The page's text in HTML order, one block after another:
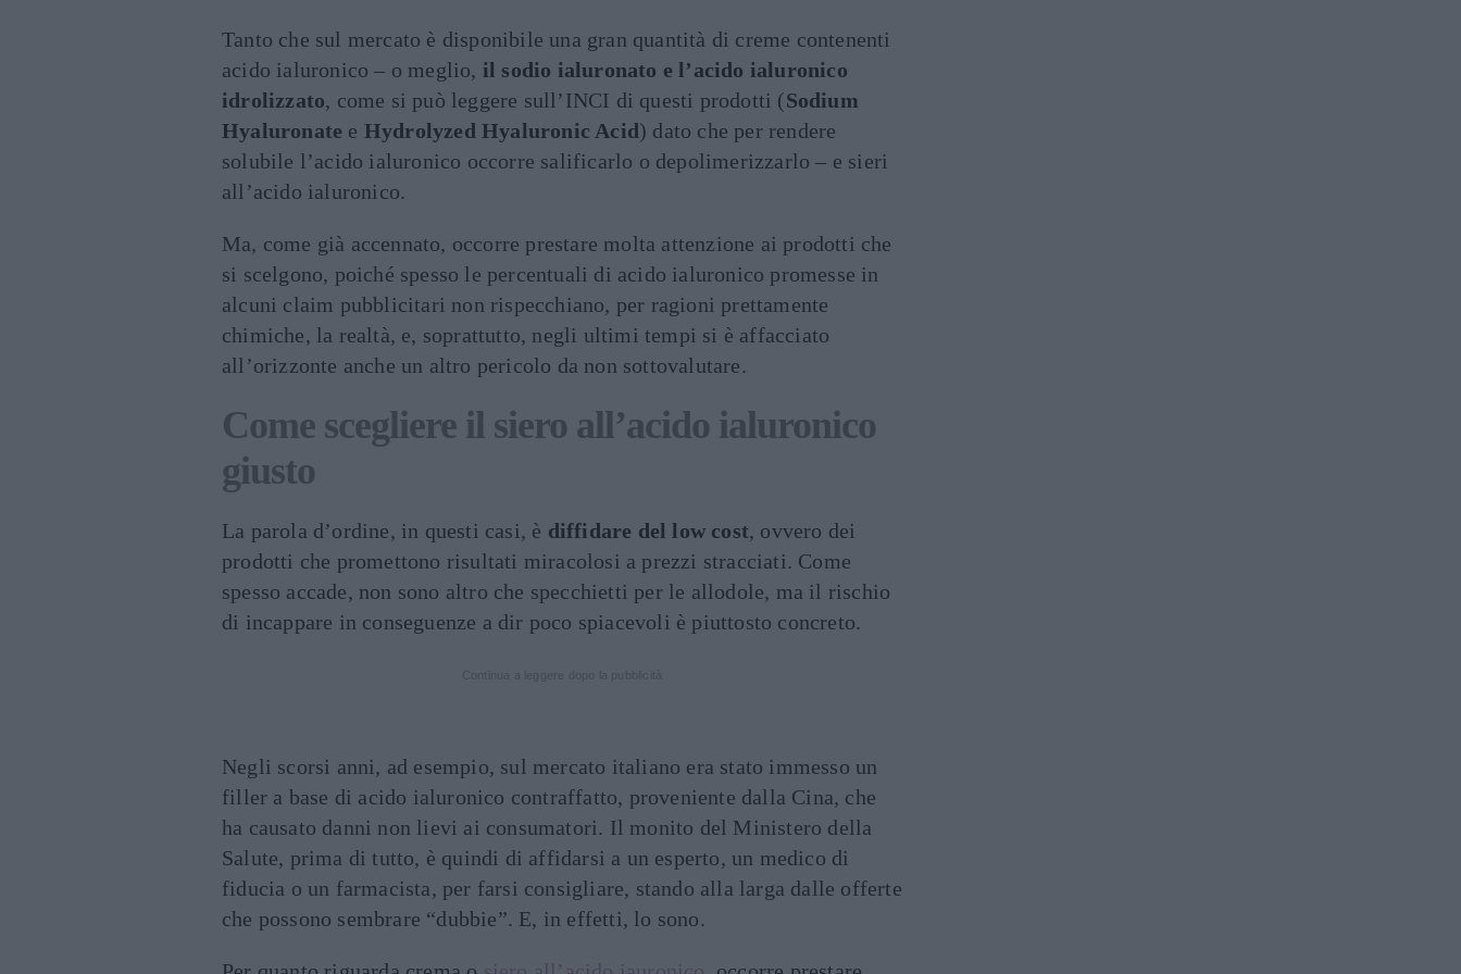
Tanto che sul mercato è disponibile una gran quantità di creme contenenti
acido ialuronico – o meglio, il sodio ialuronato e l’acido ialuronico
idrolizzato, come si può leggere sull’INCI di questi prodotti (Sodium
Hyaluronate e Hydrolyzed Hyaluronic Acid) dato che per rendere
solubile l’acido ialuronico occorre salificarlo o depolimerizzarlo – e sieri
all’acido ialuronico.
Ma, come già accennato, occorre prestare molta attenzione ai prodotti che
si scelgono, poiché spesso le percentuali di acido ialuronico promesse in
alcuni claim pubblicitari non rispecchiano, per ragioni prettamente
chimiche, la realtà, e, soprattutto, negli ultimi tempi si è affacciato
all’orizzonte anche un altro pericolo da non sottovalutare.
Come scegliere il siero all’acido ialuronico
giusto
La parola d’ordine, in questi casi, è diffidare del low cost, ovvero dei
prodotti che promettono risultati miracolosi a prezzi stracciati. Come
spesso accade, non sono altro che specchietti per le allodole, ma il rischio
di incappare in conseguenze a dir poco spiacevoli è piuttosto concreto.
Negli scorsi anni, ad esempio, sul mercato italiano era stato immesso un
filler a base di acido ialuronico contraffatto, proveniente dalla Cina, che
ha causato danni non lievi ai consumatori. Il monito del Ministero della
Salute, prima di tutto, è quindi di affidarsi a un esperto, un medico di
fiducia o un farmacista, per farsi consigliare, stando alla larga dalle offerte
che possono sembrare “dubbie”. E, in effetti, lo sono.